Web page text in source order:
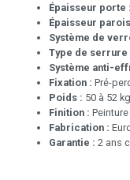
Épaisseur porte :
Épaisseur
Système de
Type de serrure
Système anti-
Fixation : Pré-
Poids : 50 à 52
Finition :
Fabrication :
Garantie : 2 ans